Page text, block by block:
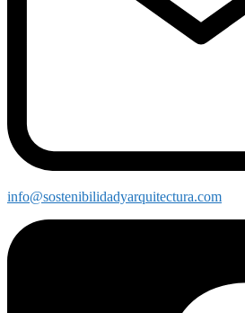
info@sostenibilidadyarquitectura.com